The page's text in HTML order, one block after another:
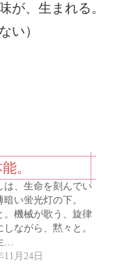
が、生まれる。
い）
。
は、生命を刻んでい
暗い蛍光灯の下。
。機械が歌う、旋律
しながら、黙々と。
…
11月24日